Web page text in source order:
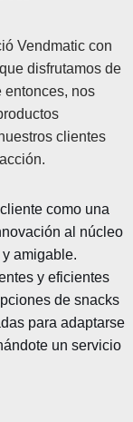
Vendmatic con
disfrutamos de
entonces, nos
clientes
como una
al núcleo
amigable.
y eficientes
de snacks
para adaptarse
un servicio